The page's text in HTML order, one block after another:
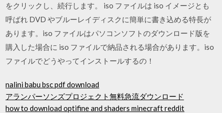
をクリックし、続行します。 iso ファイルは iso イメージとも
呼ばれ DVD やブルーレイディスクに簡単に書き込める特長が
あります。iso ファイルはパソコンソフトのダウンロード版を
購入した場合に iso ファイルで納品される場合があります。iso
ファイルでどうやってインストールするの！
nalini babu bsc pdf download
アランパーソンズプロジェクト無料急流ダウンロード
how to download optifine and shaders minecraft reddit